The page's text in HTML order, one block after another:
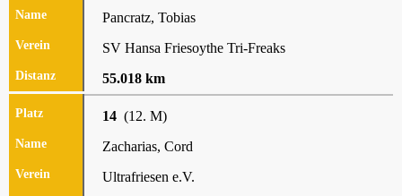
Pancratz, Tobias
SV Hansa Friesoythe Tri-Freaks
55.018 km
14 (12. M)
Zacharias, Cord
Ultrafriesen e.V.